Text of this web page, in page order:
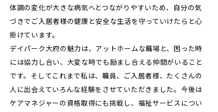
体調の変化が大きな病気へとつながりやすいため、自分の気
づきでご入居者様の健康と安全な生活を守っていけたらと心
掛けています。
デイパーク大府の魅力は、アットホームな職場と、困った時
には協力し合い、大変な時でも励まし合える仲間がいること
です。そしてこれまで私は、職員、ご入居者様、たくさんの
人に出会えていろんな経験をさせていただきました。今後は
ケアマネジャーの資格取得にも挑戦し、福祉サービスについ